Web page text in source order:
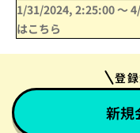
1/31/2024, 2:25:00〜
はこちら
登
新規